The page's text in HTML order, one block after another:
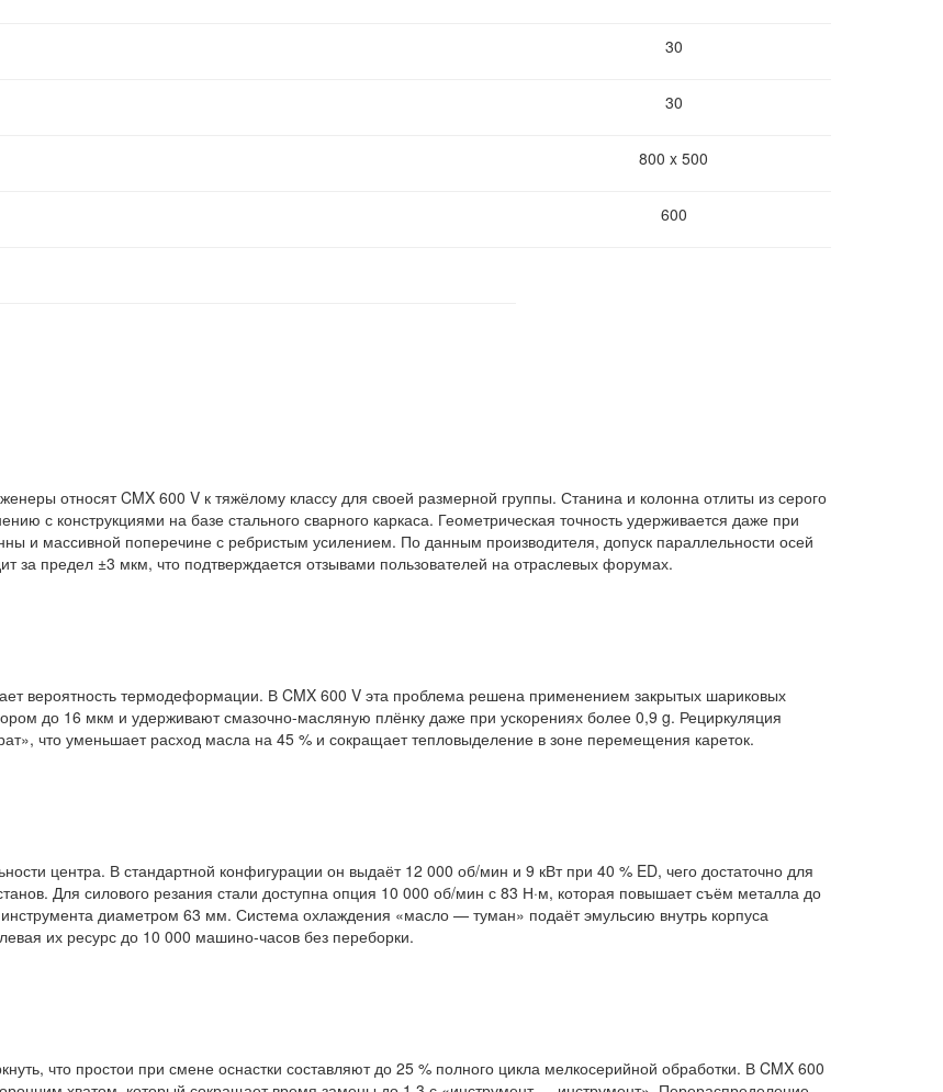
30
30
800 x 500
600
относят CMX 600 V к тяжёлому классу для своей размерной группы. Станина и колонна отлиты из серого
с конструкциями на базе стального сварного каркаса. Геометрическая точность удерживается даже при
и массивной поперечине с ребристым усилением. По данным производителя, допуск параллельности осей
за предел ±3 мкм, что подтверждается отзывами пользователей на отраслевых форумах.
вероятность термодеформации. В CMX 600 V эта проблема решена применением закрытых шариковых
до 16 мкм и удерживают смазочно-масляную плёнку даже при ускорениях более 0,9 g. Рециркуляция
что уменьшает расход масла на 45 % и сокращает тепловыделение в зоне перемещения кареток.
центра. В стандартной конфигурации он выдаёт 12 000 об/мин и 9 кВт при 40 % ED, чего достаточно для
Для силового резания стали доступна опция 10 000 об/мин с 83 Н·м, которая повышает съём металла до
диаметром 63 мм. Система охлаждения «масло — туман» подаёт эмульсию внутрь корпуса
их ресурс до 10 000 машино-часов без переборки.
что простои при смене оснастки составляют до 25 % полного цикла мелкосерийной обработки. В CMX 600